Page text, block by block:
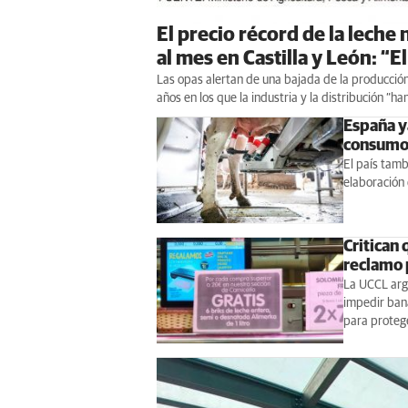
El precio récord de la leche
al mes en Castilla y León:
Las opas alertan de una bajada de la
años en los que la industria y la distribución
España
consumo
El país
elaboración
Critican
reclamo
La UCCL
impedir
para